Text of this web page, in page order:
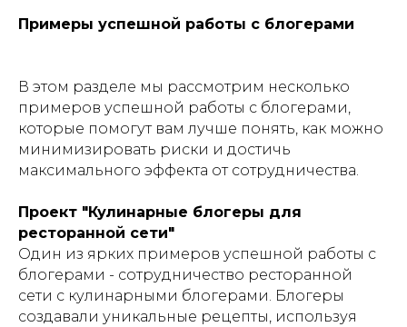
Примеры успешной работы с блогерами
В этом разделе мы рассмотрим несколько
примеров успешной работы с блогерами,
которые помогут вам лучше понять, как можно
минимизировать риски и достичь
максимального эффекта от сотрудничества.
Проект "Кулинарные блогеры для
ресторанной сети"
Один из ярких примеров успешной работы с
блогерами - сотрудничество ресторанной
сети с кулинарными блогерами. Блогеры
создавали уникальные рецепты, используя